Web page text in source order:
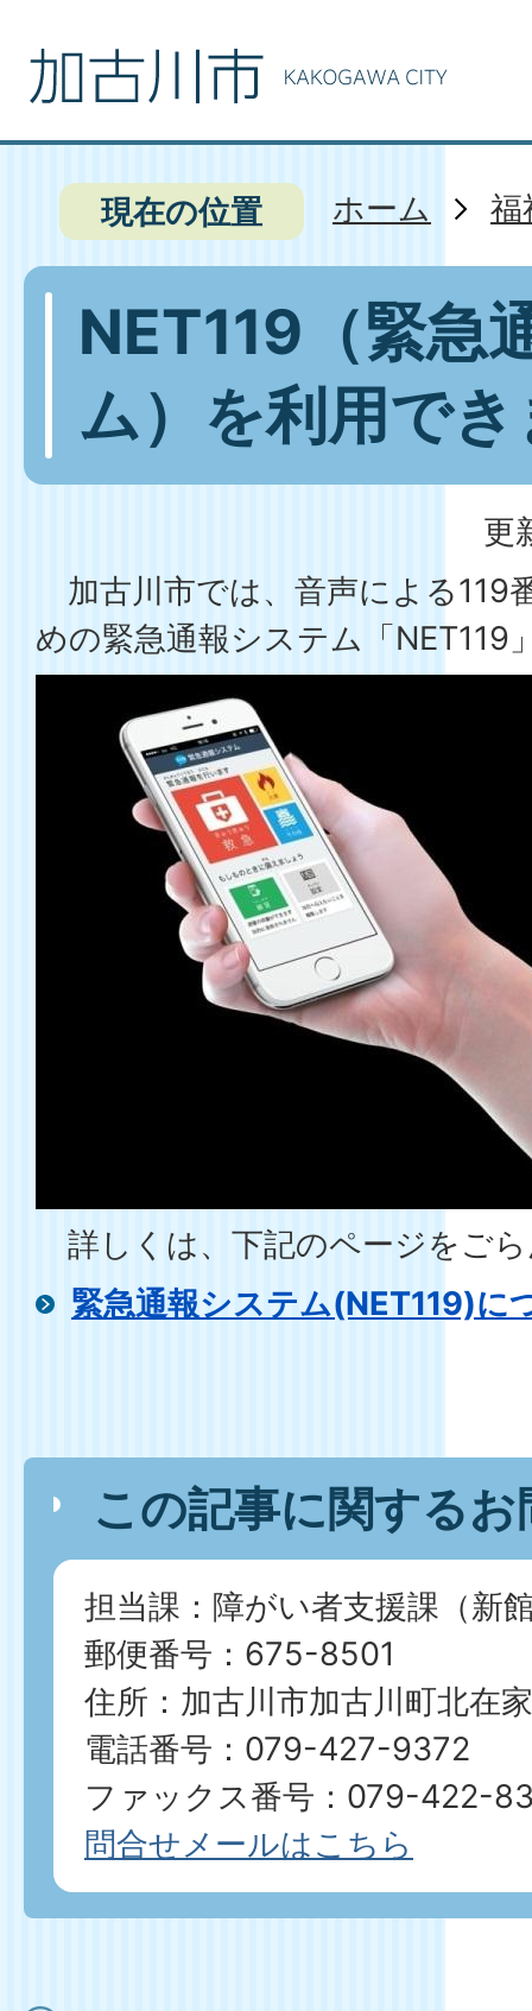
現在の位置 ホーム 福
NET119（緊急
ム）を利用で
更
加古川市では、音声による119
めの緊急通報システム「NET119
詳しくは、下記のページをご
緊急通報システム(NET119)に
この記事に関する
担当課：障がい者支援課（新
郵便番号：675-8501
住所：加古川市加古川町北在
電話番号：079-427-9372
ファックス番号：079-422-
問合せメールはこちら